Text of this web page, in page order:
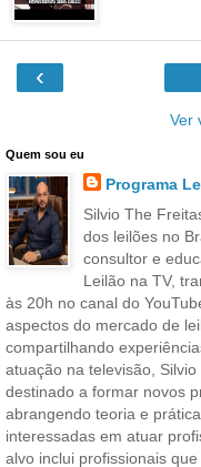
‹
Ver
Quem sou eu
Programa
Silvio The
dos leilões no
consultor e
Leilão na TV,
às 20h no canal do
aspectos do mercado de
compartilhando
atuação na televisão,
destinado a formar novos
abrangendo teoria e
interessadas em atuar
alvo inclui profissionais